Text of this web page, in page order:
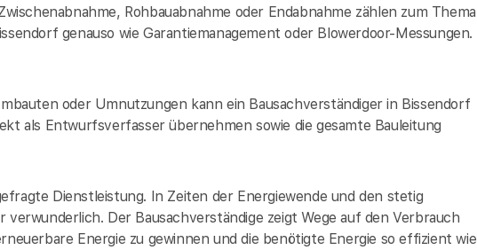
Rohbauabnahme oder Endabnahme zählen zum Thema
genauso wie Garantiemanagement oder Blowerdoor-Messungen.
oder Umnutzungen kann ein Bausachverständiger in Bissendorf
als Entwurfsverfasser übernehmen sowie die gesamte Bauleitung
Dienstleistung. In Zeiten der Energiewende und den stetig
Der Bausachverständige zeigt Wege auf den Verbrauch
Energie zu gewinnen und die benötigte Energie so effizient wie